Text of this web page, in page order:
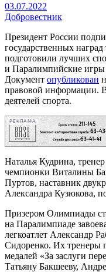
03.07.2022
Добровестник
Президент России
государственных
подготовили лучших
и Паралимпийские игры
Документ опубликован
правовой информации.
деятелей спорта.
РЕКЛАМА
Наталья Кудрина,
чемпионки Виталины
Пуртов, наставник
Александра Кузюкова,
Призером Олимпиады
на Паралимпиаде
легкоатлет Александр
Сидоренко. Их тренеры
медалей «За заслуги
Татьяну Бакшееву,